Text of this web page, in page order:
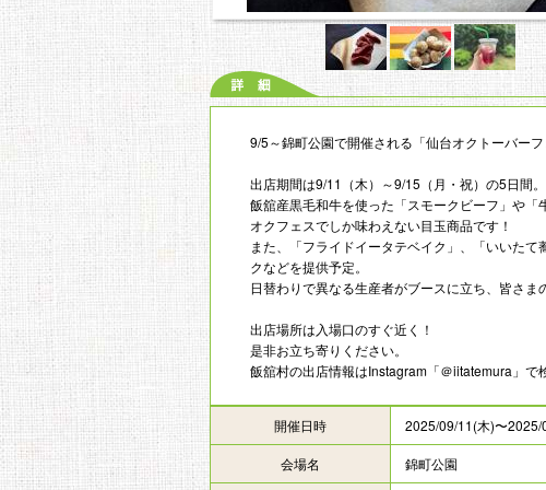
9/5～錦町公園で開催される「仙台オクトーバー
出店期間は9/11（木）～9/15（月・祝）の5日間。
飯舘産黒毛和牛を使った「スモークビーフ」や
オクフェスでしか味わえない目玉商品です！
また、「フライドイータテベイク」、「いいた
クなどを提供予定。
日替わりで異なる生産者がブースに立ち、皆さま
出店場所は入場口のすぐ近く！
是非お立ち寄りください。
飯舘村の出店情報はInstagram「＠iitatemura」で
開催日時 2025/09/11(木)〜2025/
会場名 錦町公園